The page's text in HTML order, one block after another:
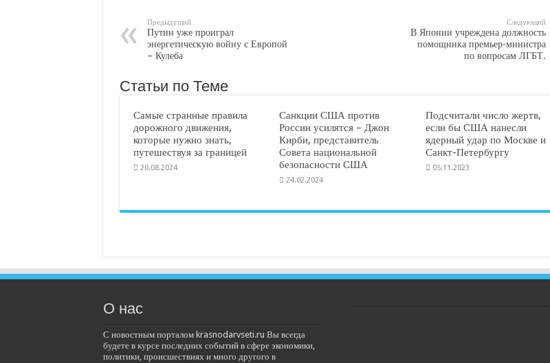
Предыдущий
Путин уже проиграл
энергетическую войну с Европой
– Кулеба
Следующий
В Японии учреждена должность
помощника премьер-министра
по вопросам ЛГБТ.
Статьи по Теме
Самые странные правила
дорожного движения,
которые нужно знать,
путешествуя за границей
20.08.2024
Санкции США против
России усилятся – Джон
Кирби, представитель
Совета национальной
безопасности США
24.02.2024
Подсчитали число жертв,
если бы США нанесли
ядерный удар по Москве и
Санкт-Петербургу
05.11.2023
О нас
С новостным порталом krasnodarvseti.ru Вы всегда
будете в курсе последних событий в сфере экономики,
политики, происшествиях и много другого в